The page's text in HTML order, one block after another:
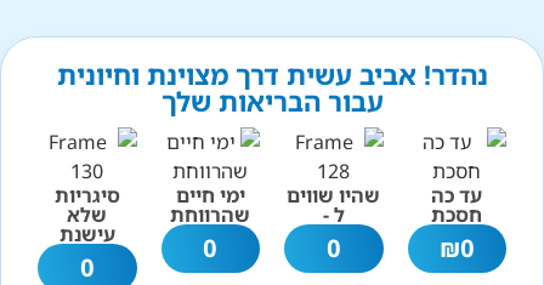
נהדר! אביב עשית דרך מצוינת וחיונית
עבור הבריאות שלך
עד כה
חסכת
0
₪
שהיו שווים
ל -
0
ימי חיים
שהרווחת
0
סיגריות
שלא
עישנת
0